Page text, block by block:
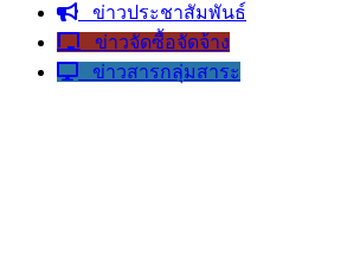
ข่าวประชาสัมพันธ์
ข่าวจัดซื้อจัดจ้าง
ข่าวสารกลุ่มสาระ